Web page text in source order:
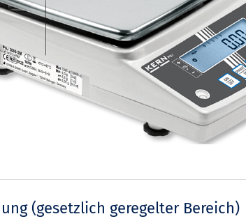
(gesetzlich geregelter Bereich)